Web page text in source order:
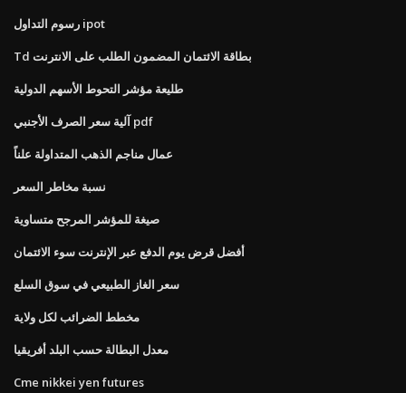
رسوم التداول ipot
Td بطاقة الائتمان المضمون الطلب على الانترنت
طليعة مؤشر التحوط الأسهم الدولية
آلية سعر الصرف الأجنبي pdf
عمال مناجم الذهب المتداولة علناً
نسبة مخاطر السعر
صيغة للمؤشر المرجح متساوية
أفضل قرض يوم الدفع عبر الإنترنت سوء الائتمان
سعر الغاز الطبيعي في سوق السلع
مخطط الضرائب لكل ولاية
معدل البطالة حسب البلد أفريقيا
Cme nikkei yen futures